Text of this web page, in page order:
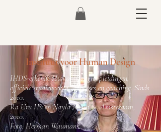
Instituut voor Human Design
IHDS-erkende Human Design opleidingen,
officiële studieboeken, analyses en coaching. Sinds
2010.
Ra Uru Hu en Nayla Nasra — Amsterdam,
2010.
Foto: Herman Waumans.